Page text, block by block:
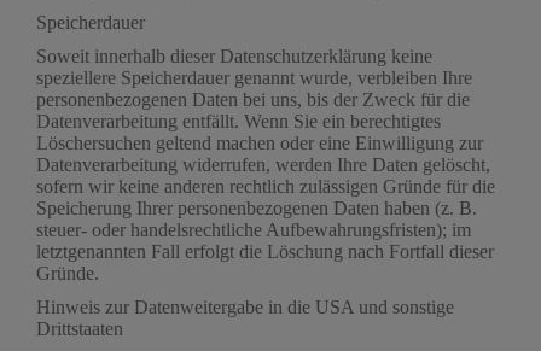
Speicherdauer
Soweit innerhalb dieser Datenschutzerklärung keine
speziellere Speicherdauer genannt wurde, verbleiben Ihre
personenbezogenen Daten bei uns, bis der Zweck für die
Datenverarbeitung entfällt. Wenn Sie ein berechtigtes
Löschersuchen geltend machen oder eine Einwilligung zur
Datenverarbeitung widerrufen, werden Ihre Daten gelöscht,
sofern wir keine anderen rechtlich zulässigen Gründe für die
Speicherung Ihrer personenbezogenen Daten haben (z. B.
steuer- oder handelsrechtliche Aufbewahrungsfristen); im
letztgenannten Fall erfolgt die Löschung nach Fortfall dieser
Gründe.
Hinweis zur Datenweitergabe in die USA und sonstige
Drittstaaten